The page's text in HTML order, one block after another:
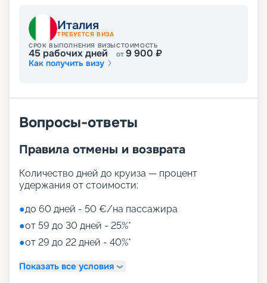
Развлечения на лайнере
Лайнер предлагает огромное разнообразие
На выбор представлены такие пространства:
релаксационный комплекс только для взрослых)
бассейнами, клубами, игровыми зонами)
для детей)
Aquapark (с открытыми игровыми
водными пушками, 3 водными горками с
эффектами виртуальной реальности)
мини-гольф и теннис
7 бассейнов
детский внутренний комплекс,
Италия
ТРЕБУЕТСЯ ВИЗА
СРОК ВЫПОЛНЕНИЯ ВИЗЫ
45 рабочих дней
СТОИМОСТЬ
от9 900 ₽
Как получить визу
Вопросы-ответы
Правила отмены и возврата
Количество дней до круиза — процент
удержания от стоимости:
●до 60 дней - 50 €/на пассажира
●от 59 до 30 дней - 25%*
●от 29 до 22 дней - 40%*
Показать все условия